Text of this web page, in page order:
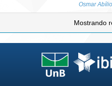
Osmar
Mostrando